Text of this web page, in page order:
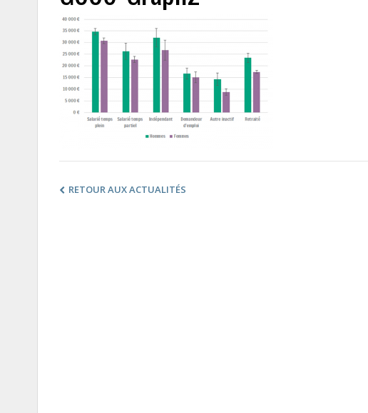
RETOUR AUX ACTUALITÉS